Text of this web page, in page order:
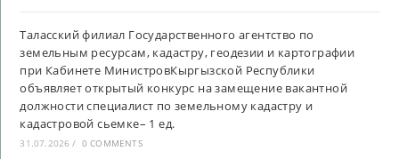
Таласский филиал Государственного агентство по
земельным ресурсам, кадастру, геодезии и картографии
при Кабинете МинистровКыргызской Республики
объявляет открытый конкурс на замещение вакантной
должности специалист по земельному кадастру и
кадастровой сьемке– 1 ед.
31.07.2026 / 0 COMMENTS